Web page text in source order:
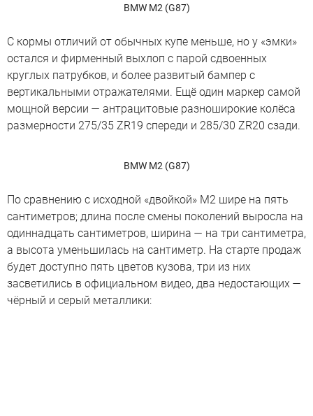
BMW M2 (G87)
С кормы отличий от обычных купе меньше, но у «эмки»
остался и фирменный выхлоп с парой сдвоенных
круглых патрубков, и более развитый бампер с
вертикальными отражателями. Ещё один маркер самой
мощной версии — антрацитовые разноширокие колёса
размерности 275/35 ZR19 спереди и 285/30 ZR20 сзади.
BMW M2 (G87)
По сравнению с исходной «двойкой» M2 шире на пять
сантиметров; длина после смены поколений выросла на
одиннадцать сантиметров, ширина — на три сантиметра,
а высота уменьшилась на сантиметр. На старте продаж
будет доступно пять цветов кузова, три из них
засветились в официальном видео, два недостающих —
чёрный и серый металлики: